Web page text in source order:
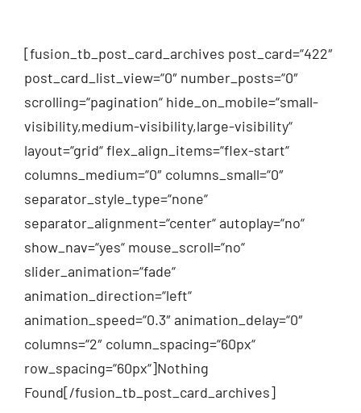
[fusion_tb_post_card_archives post_card=“422″
post_card_list_view=“0″ number_posts=“0″
scrolling=“pagination“ hide_on_mobile=“small-
visibility,medium-visibility,large-visibility“
layout=“grid“ flex_align_items=“flex-start“
columns_medium=“0″ columns_small=“0″
separator_style_type=“none“
separator_alignment=“center“ autoplay=“no“
show_nav=“yes“ mouse_scroll=“no“
slider_animation=“fade“
animation_direction=“left“
animation_speed=“0.3″ animation_delay=“0″
columns=“2″ column_spacing=“60px“
row_spacing=“60px“]Nothing
Found[/fusion_tb_post_card_archives]